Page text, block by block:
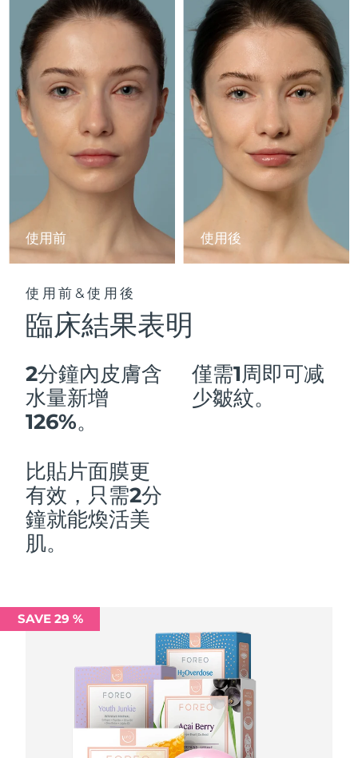
使用前 使用後
使用前&使用後
臨床結果表明
2分鐘內皮膚含
水量新增
126%。
僅需1周即可减
少皺紋。
比貼片面膜更
有效，只需2分
鐘就能煥活美
肌。
SAVE 29 %
ESPADA™ 設備
All acne treatment devices
眼部護理設備
All revitalizing eye massagers
KIWI™ 皮肤护理
Advanced pore care essentials
LUNA™ Dual-Peptide Scalp
Serum
For healthy hair
issa™ Teeth Whitening Gel
護膚品 男士
全部購買
FOREO APP
關於我們
曼島 預計送達日期 11/08/2026
以色列 預計送達日期 13/08/2026
義大利 預計送達日期 09/08/2026
日本 12/08/2026
澤西島 預計送達日期14/08/2026
哈薩克 預計送達日期11/08/2026
科威特 預計送達日期 09/08/2026
盧森堡 預計送達日期09/08/2026
中國澳門特別行政區
馬來西亞
馬爾他
墨西哥
荷蘭
預計送達日期
預計送達日期
預計送達日期